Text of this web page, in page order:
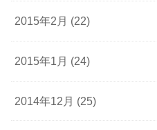
2015年2月 (22)
2015年1月 (24)
2014年12月 (25)